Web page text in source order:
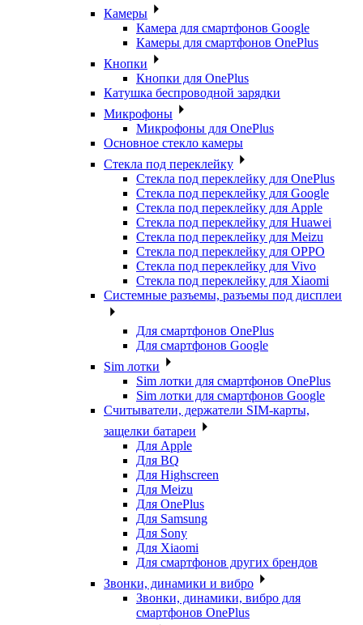
Камеры
Камера для смартфонов Google
Камеры для смартфонов OnePlus
Кнопки
Кнопки для OnePlus
Катушка беспроводной зарядки
Микрофоны
Микрофоны для OnePlus
Основное стекло камеры
Стекла под переклейку
Стекла под переклейку для OnePlus
Стекла под переклейку для Google
Стекла под переклейку для Apple
Стекла под переклейку для Huawei
Стекла под переклейку для Meizu
Стекла под переклейку для OPPO
Стекла под переклейку для Vivo
Стекла под переклейку для Xiaomi
Системные разъемы, разъемы под дисплеи
Для смартфонов OnePlus
Для смартфонов Google
Sim лотки
Sim лотки для смартфонов OnePlus
Sim лотки для смартфонов Google
Считыватели, держатели SIM-карты,
защелки батареи
Для Apple
Для BQ
Для Highscreen
Для Meizu
Для OnePlus
Для Samsung
Для Sony
Для Xiaomi
Для смартфонов других брендов
Звонки, динамики и вибро
Звонки, динамики, вибро для
смартфонов OnePlus